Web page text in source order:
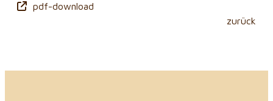
zurück
pdf-download